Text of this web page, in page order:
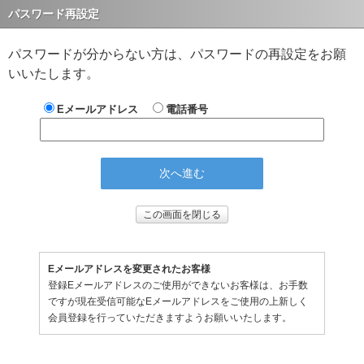
パスワード再設定
パスワードが分からない方は、パスワードの再設定をお願
いいたします。
Eメールアドレス 電話番号
この画面を閉じる
Eメールアドレスを変更されたお客様
登録Eメールアドレスのご使用ができないお客様は、お手数
ですが現在受信可能なEメールアドレスをご使用の上新しく
会員登録を行っていただきますようお願いいたします。